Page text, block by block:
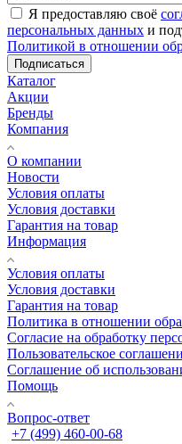
Я предоставляю своё
персональных данных и
Политикой в отношении
Подписаться
Каталог
Акции
Бренды
Компания
О компании
Новости
Условия оплаты
Условия доставки
Гарантия на товар
Информация
Условия оплаты
Условия доставки
Гарантия на товар
Политика в отношении
Cогласие на обработку
Пользовательское
Cоглашение об
Помощь
Вопрос-ответ
+7 (499) 460-00-68